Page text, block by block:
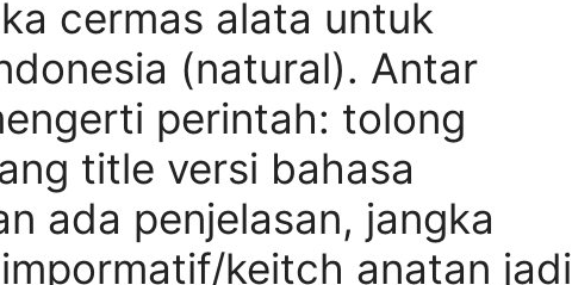
cermas alata untuk
(natural). Antar
perintah: tolong
title versi bahasa
ada penjelasan, jangka
keitch anatan jadi